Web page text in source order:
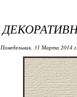
Понедельник, 31 Марта 2014